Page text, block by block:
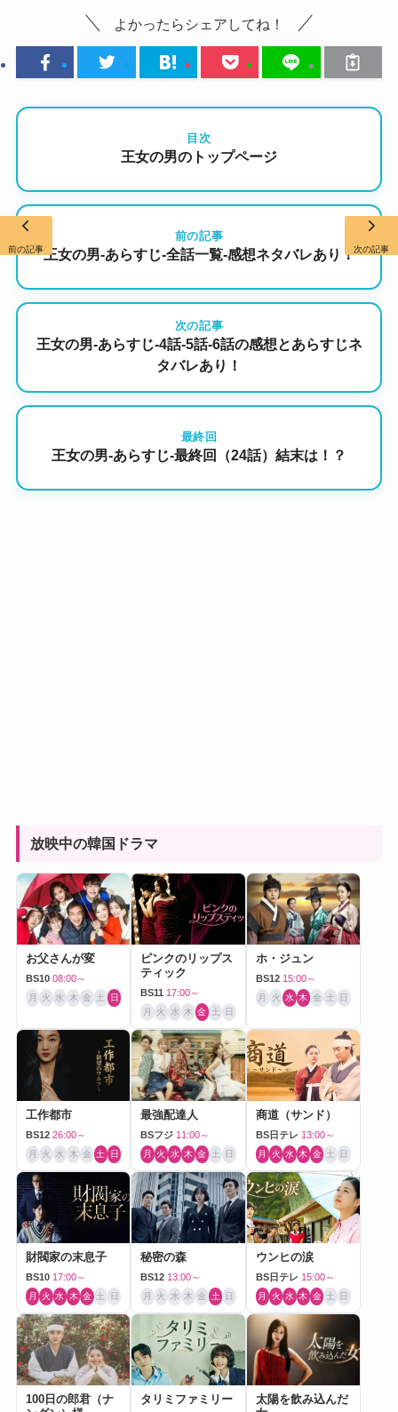
よかったらシェアしてね！
目次
王女の男のトップページ
前の記事
王女の男-あらすじ-全話一覧-感想ネタバレあり！
次の記事
王女の男-あらすじ-4話-5話-6話の感想とあらすじネ
タバレあり！
最終回
王女の男-あらすじ-最終回（24話）結末は！？
放映中の韓国ドラマ
お父さんが変
BS10 08:00～
月 火 水 木 金 土 日
ピンクのリップス
ティック
BS11 17:00～
月 火 水 木 金 土 日
ホ・ジュン
BS12 15:00～
月 火 水 木 金 土 日
工作都市
BS12 26:00～
月 火 水 木 金 土 日
最強配達人
BSフジ 11:00～
月 火 水 木 金 土 日
商道（サンド）
BS日テレ 13:00～
月 火 水 木 金 土 日
財閥家の末息子
BS10 17:00～
月 火 水 木 金 土 日
秘密の森
BS12 13:00～
月 火 水 木 金 土 日
ウンヒの涙
BS日テレ 15:00～
月 火 水 木 金 土 日
100日の郎君（ナ
タリミファミリー
太陽を飲み込んだ
前の記事 次の記事